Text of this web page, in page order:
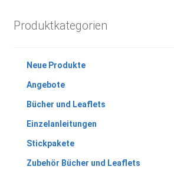
Produktkategorien
Neue Produkte
Angebote
Bücher und Leaflets
Einzelanleitungen
Stickpakete
Zubehör Bücher und Leaflets